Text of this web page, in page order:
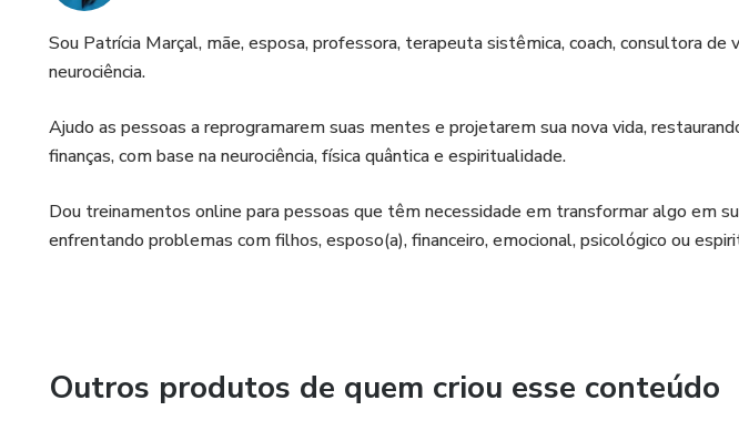
Sou Patrícia Marçal, mãe, esposa, professora, terapeuta sistêmica, coach, consultora de
neurociência.
Ajudo as pessoas a reprogramarem suas mentes e projetarem sua nova vida,
finanças, com base na neurociência, física quântica e espiritualidade.
Dou treinamentos online para pessoas que têm necessidade em transformar algo em
enfrentando problemas com filhos, esposo(a), financeiro, emocional, psicológico ou
Outros produtos de quem criou esse conteúdo